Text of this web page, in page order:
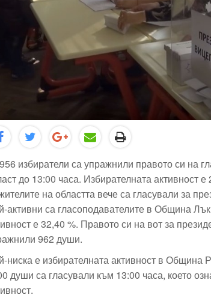
избиратели са упражнили правото си на
до 13:00 часа. Избирателната активност
на областта вече са гласували за
активни са гласоподавателите в Община
е 32,40 %. Правото си на вот за
962 души.
ниска е избирателната активност в Община
души са гласували към 13:00 часа, което